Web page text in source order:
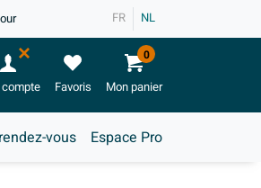
FR NL
Favoris Mon panier
0
vous Espace Pro